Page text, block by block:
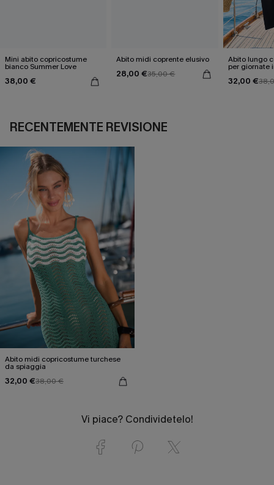
Mini abito copricostume
bianco Summer Love
38,00 €
Abito midi coprente elusivo
28,00 €35,00 €
Abito lungo
per giornate
32,00 €
RECENTEMENTE REVISIONE
Abito midi copricostume turchese
da spiaggia
32,00 €38,00 €
Vi piace? Condividetelo!